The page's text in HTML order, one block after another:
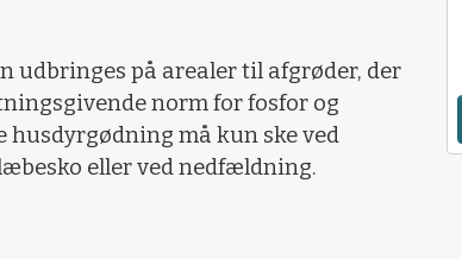
udbringes på arealer til afgrøder, der
norm for fosfor og
må kun ske ved
eller ved nedfældning.